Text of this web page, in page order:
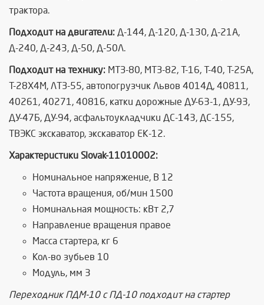
трактора.
Подходит на двигатели: Д-144, Д-120, Д-130, Д-21А,
Д-240, Д-243, Д-50, Д-50Л.
Подходит на технику: МТЗ-80, МТЗ-82, T-16, Т-40, Т-25А,
Т-28Х4М, ЛТЗ-55, автопогрузчик Львов 4014Д, 40811,
40261, 40271, 40816, катки дорожные ДУ-63-1, ДУ-93,
ДУ-47Б, ДУ-94, асфальтоукладчики ДС-143, ДС-155,
ТВЭКС экскаватор, экскаватор ЕК-12.
Характеристики Slovak-11010002:
Номинальное напряжение, В 12
Частота вращения, об/мин 1500
Номинальная мощность: кВт 2,7
Направление вращения правое
Масса стартера, кг 6
Кол-во зубьев 10
Модуль, мм 3
Переходник ПДМ-10 с ПД-10 подходит на стартер